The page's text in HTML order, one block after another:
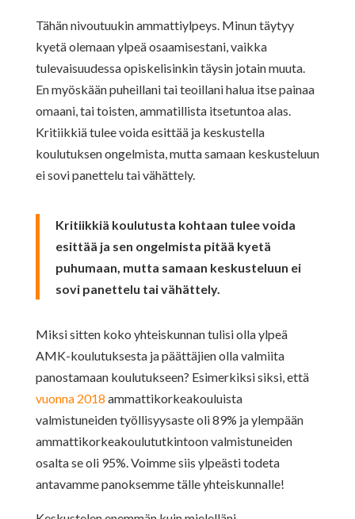
Tähän nivoutuukin ammattiylpeys. Minun täytyy
kyetä olemaan ylpeä osaamisestani, vaikka
tulevaisuudessa opiskelisinkin täysin jotain muuta.
En myöskään puheillani tai teoillani halua itse painaa
omaani, tai toisten, ammatillista itsetuntoa alas.
Kritiikkiä tulee voida esittää ja keskustella
koulutuksen ongelmista, mutta samaan keskusteluun
ei sovi panettelu tai vähättely.
Kritiikkiä koulutusta kohtaan tulee voida
esittää ja sen ongelmista pitää kyetä
puhumaan, mutta samaan keskusteluun ei
sovi panettelu tai vähättely.
Miksi sitten koko yhteiskunnan tulisi olla ylpeä
AMK-koulutuksesta ja päättäjien olla valmiita
panostamaan koulutukseen? Esimerkiksi siksi, että
vuonna 2018 ammattikorkeakouluista
valmistuneiden työllisyysaste oli 89% ja ylempään
ammattikorkeakoulututkintoon valmistuneiden
osalta se oli 95%. Voimme siis ylpeästi todeta
antavamme panoksemme tälle yhteiskunnalle!